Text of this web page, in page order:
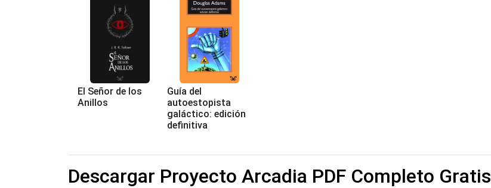
El Señor de los
Anillos
Guía del
autoestopista
galáctico: edición
definitiva
Descargar Proyecto Arcadia PDF Completo Gratis